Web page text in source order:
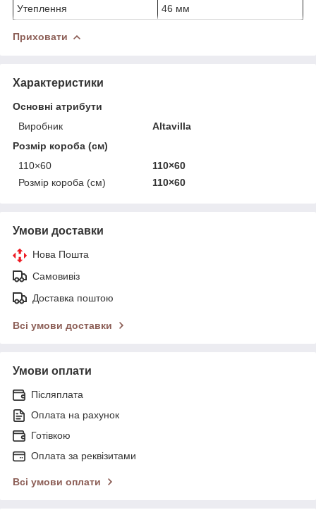
Утеплення
46 мм
Приховати
Характеристики
Основні атрибути
Виробник
Altavilla
Розмір короба (см)
110×60
110×60
Розмір короба (см)
110×60
Умови доставки
Нова Пошта
Самовивіз
Доставка поштою
Всі умови доставки
Умови оплати
Післяплата
Оплата на рахунок
Готівкою
Оплата за реквізитами
Всі умови оплати